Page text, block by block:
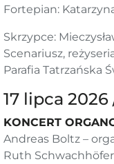
Fortepian:
Skrzypce:
Scenariusz,
Parafia Tatrzańska
17 lipca
KONCERT
Andreas Boltz –
Ruth